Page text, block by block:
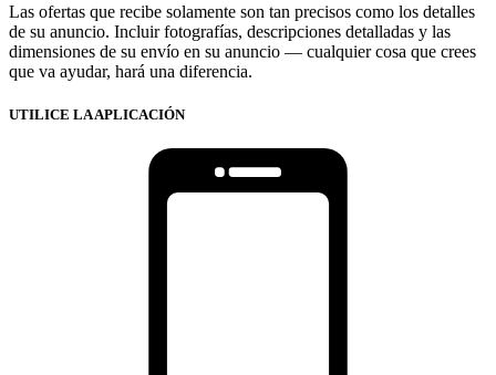
Las ofertas que recibe solamente son tan precisos como los detalles
de su anuncio. Incluir fotografías, descripciones detalladas y las
dimensiones de su envío en su anuncio — cualquier cosa que crees
que va ayudar, hará una diferencia.
UTILICE LA APLICACIÓN